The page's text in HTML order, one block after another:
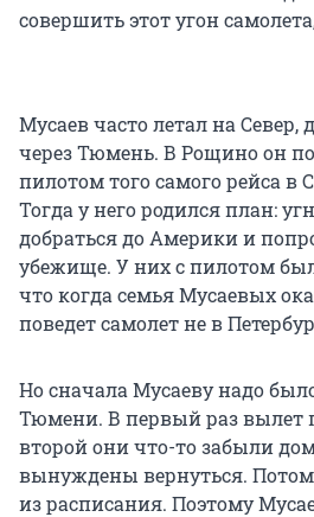
совершить этот угон
Мусаев часто летал на Север,
через Тюмень. В Рощино он
пилотом того самого рейса в
Тогда у него родился план:
добраться до Америки и
убежище. У них с пилотом
что когда семья Мусаевых
поведет самолет не в
Но сначала Мусаеву надо
Тюмени. В первый раз вылет
второй они что-то забыли
вынуждены вернуться. Потом
из расписания. Поэтому